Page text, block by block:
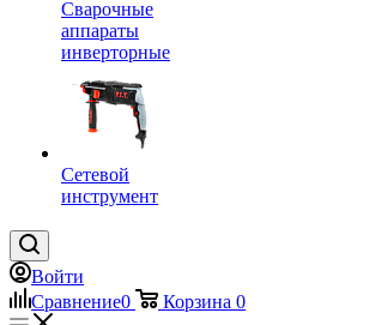
Сварочные
аппараты
инверторные
Сетевой
инструмент
Войти
Сравнение0 Корзина 0